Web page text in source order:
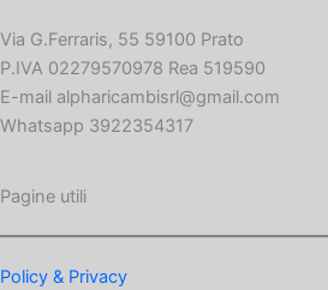
Via G.Ferraris, 55 59100 Prato
P.IVA 02279570978 Rea 519590
E-mail alpharicambisrl@gmail.com
Whatsapp 3922354317
Pagine utili
Policy & Privacy